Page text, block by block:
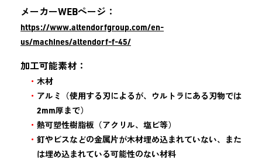
メーカーWEBページ：
https://www.altendorfgroup.com/en-
us/machines/altendorf-f-45/
加工可能素材：
木材
アルミ（使用する刃によるが、ウルトラにある刃物では
2mm厚まで）
熱可塑性樹脂板（アクリル、塩ビ等）
釘やビスなどの金属片が木材埋め込まれていない、また
は埋め込まれている可能性のない材料